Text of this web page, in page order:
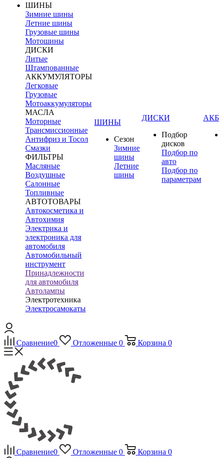
ШИНЫ
Зимние шины
Летние шины
Грузовые шины
Мотошины
ДИСКИ
Литые
Штампованные
АККУМУЛЯТОРЫ
Легковые
Грузовые
Мотоаккумуляторы
МАСЛА
Моторные
Трансмиссионные
Антифриз и Тосол
Смазки
ФИЛЬТРЫ
Масляные
Воздушные
Салонные
Топливные
АВТОТОВАРЫ
Автокосметика и
Автохимия
Электрика и
электроника для
автомобиля
Автомобильный
инструмент
Принадлежности
для автомобиля
Автолампы
Электротехника
Электросамокаты
ШИНЫ
Сезон
Зимние
шины
Летние
шины
ДИСКИ
Подбор
дисков
Подбор по
авто
Подбор по
параметрам
АКБ
Сравнение0 Отложенные 0 Корзина 0
Сравнение0 Отложенные 0 Корзина 0